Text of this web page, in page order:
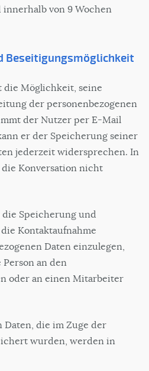
von 9 Wochen
Beseitigungsmöglichkeit
die Möglichkeit, seine
der personenbezogenen
der Nutzer per E-Mail
er der Speicherung seiner
jederzeit widersprechen. In
die Konversation nicht
Speicherung und
Kontaktaufnahme
Daten einzulegen,
an den
oder an einen Mitarbeiter
Daten, die im Zuge der
wurden, werden in